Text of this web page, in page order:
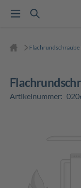
Artikelnummer: